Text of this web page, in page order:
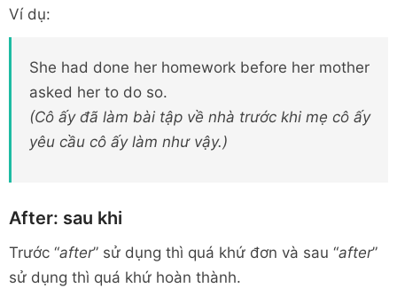
Ví dụ:
She had done her homework before her mother
asked her to do so.
(Cô ấy đã làm bài tập về nhà trước khi mẹ cô ấy
yêu cầu cô ấy làm như vậy.)
After: sau khi
Trước “after” sử dụng thì quá khứ đơn và sau “after”
sử dụng thì quá khứ hoàn thành.